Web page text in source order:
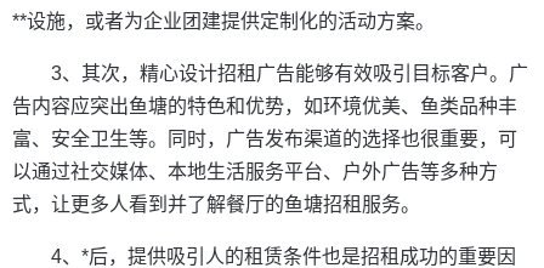
**设施，或者为企业团建提供定制化的活动方案。
3、其次，精心设计招租广告能够有效吸引目标客户。广
告内容应突出鱼塘的特色和优势，如环境优美、鱼类品种丰
富、安全卫生等。同时，广告发布渠道的选择也很重要，可
以通过社交媒体、本地生活服务平台、户外广告等多种方
式，让更多人看到并了解餐厅的鱼塘招租服务。
4、*后，提供吸引人的租赁条件也是招租成功的重要因